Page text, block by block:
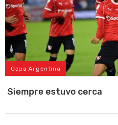
Copa Argentina
Siempre estuvo cerca